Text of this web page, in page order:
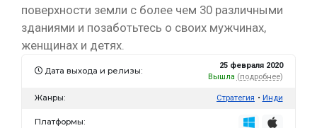
поверхности земли с более чем 30 различными
зданиями и позаботьтесь о своих мужчинах,
женщинах и детях.
Дата выхода и релизы:
25 февраля 2020
Вышла (подробнее)
Жанры: Стратегия Инди
Платформы: